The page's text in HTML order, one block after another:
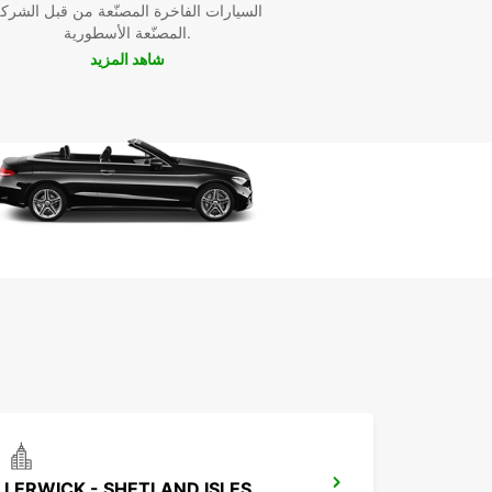
السيارات الفاخرة المصنّعة من قبل
المصنّعة الأسطورية.
شاهد المزيد